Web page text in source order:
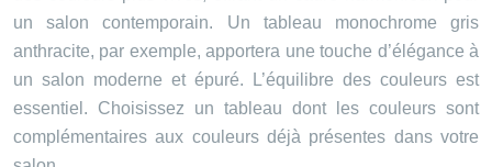
un salon contemporain. Un tableau monochrome gris
anthracite, par exemple, apportera une touche d’élégance à
un salon moderne et épuré. L’équilibre des couleurs est
essentiel. Choisissez un tableau dont les couleurs sont
complémentaires aux couleurs déjà présentes dans votre